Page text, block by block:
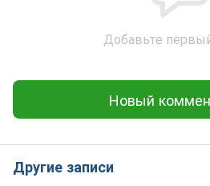
Добавьте
Новый
Другие записи